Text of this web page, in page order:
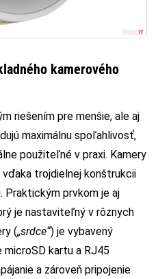
kamerového
riešením pre menšie, ale aj
maximálnu spoľahlivosť,
použiteľné v praxi. Kamery
trojdielnej konštrukcii
Praktickým prvkom je aj
je nastaviteľný v rôznych
(„srdce“) je vybavený
kartu a RJ45
a zároveň pripojenie